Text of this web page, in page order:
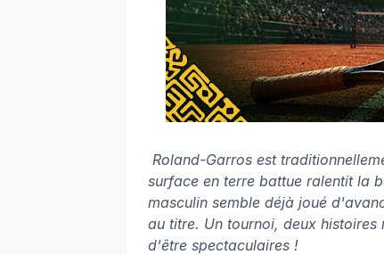
Roland-Garros est
surface en terre battue ralentit la
masculin semble déjà joué
au titre. Un tournoi, deux
d'être spectaculaires !